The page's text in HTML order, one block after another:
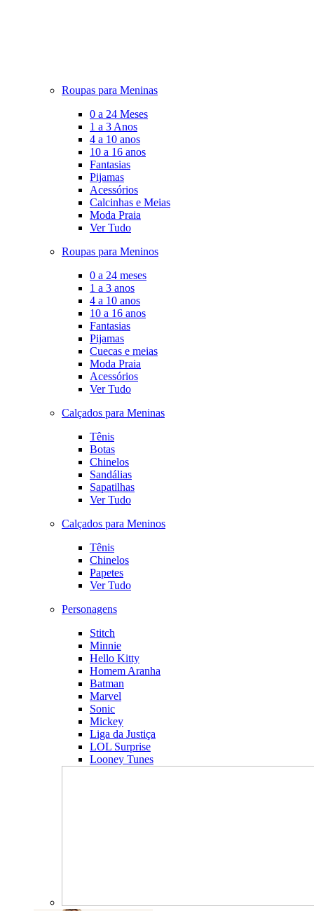
Roupas para Meninas
0 a 24 Meses
1 a 3 Anos
4 a 10 anos
10 a 16 anos
Fantasias
Pijamas
Acessórios
Calcinhas e Meias
Moda Praia
Ver Tudo
Roupas para Meninos
0 a 24 meses
1 a 3 anos
4 a 10 anos
10 a 16 anos
Fantasias
Pijamas
Cuecas e meias
Moda Praia
Acessórios
Ver Tudo
Calçados para Meninas
Tênis
Botas
Chinelos
Sandálias
Sapatilhas
Ver Tudo
Calçados para Meninos
Tênis
Chinelos
Papetes
Ver Tudo
Personagens
Stitch
Minnie
Hello Kitty
Homem Aranha
Batman
Marvel
Sonic
Mickey
Liga da Justiça
LOL Surprise
Looney Tunes